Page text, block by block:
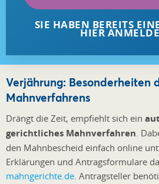
SIE HABEN BEREITS
HIER
Verjährung: Besonderheiten
Mahnverfahrens
Drängt die Zeit, empfiehlt sich ein
gerichtliches Mahnverfahren.
den Mahnbescheid einfach online
Erklärungen und Antragsformulare
mahngerichte.de. Antragsteller